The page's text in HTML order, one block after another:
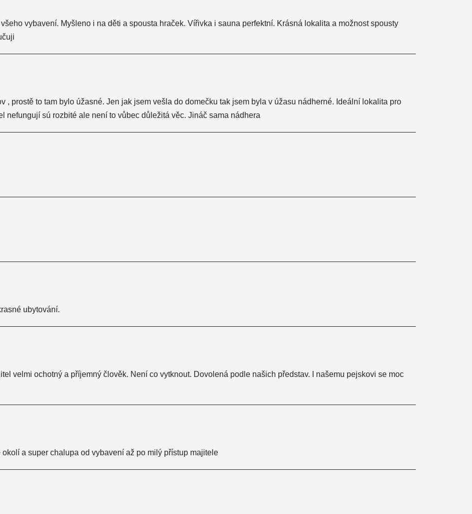
vybavení. Myšleno i na děti a spousta hraček. Vířivka i sauna perfektní. Krásná lokalita a možnost spousty
, prostě to tam bylo úžasné. Jen jak jsem vešla do domečku tak jsem byla v úžasu nádherné. Ideální lokalita pro
nefungují sú rozbité ale není to vůbec důležitá věc. Jináč sama nádhera
ubytování.
velmi ochotný a příjemný člověk. Není co vytknout. Dovolená podle našich představ. I našemu pejskovi se moc
a super chalupa od vybavení až po milý přístup majitele